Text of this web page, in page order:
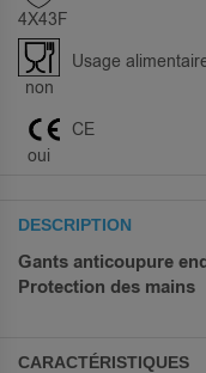
4X43F
non
Usage
oui
CE
DESCRIPTION
Gants anticoupure
Protection des mains
CARACTÉRISTIQUES